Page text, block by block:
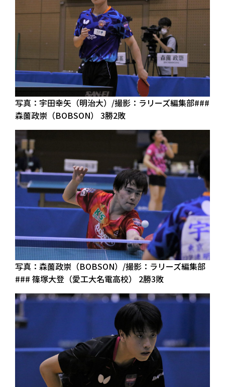
写真：宇田幸矢（明治大）/撮影：ラリーズ編集部###
森薗政崇（BOBSON） 3勝2敗
写真：森薗政崇（BOBSON）/撮影：ラリーズ編集部
### 篠塚大登（愛工大名電高校） 2勝3敗